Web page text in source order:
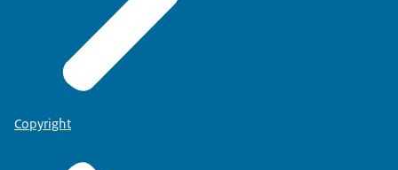
Copyright